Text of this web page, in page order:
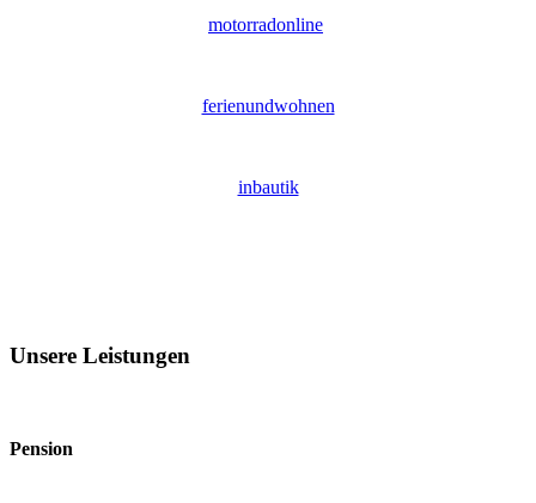
motorradonline
ferienundwohnen
inbautik
Unsere Leistungen
Pension